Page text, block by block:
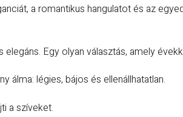
a romantikus hangulatot és az
Egy olyan választás, amely
álma: légies, bájos és ellenállhatatlan.
a szíveket.